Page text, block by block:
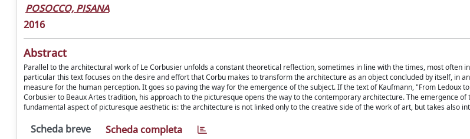
POSOCCO, PISANA
2016
Abstract
Parallel to the architectural work of Le Corbusier unfolds a constant theoretical reflection, sometimes in line with the times, most often
particular this text focuses on the desire and effort that Corbu makes to transform the architecture as an object concluded by itself, in
measure for the human perception. It goes so paving the way for the emergence of the subject. If the text of Kaufmann, "From Ledoux
Corbusier to Beaux Artes tradition, his approach to the picturesque opens the way to the contemporary architecture. The emergence of
fundamental aspect of picturesque aesthetic is: the architecture is not linked only to the creative side of the work of art, but takes also
Scheda breve Scheda completa